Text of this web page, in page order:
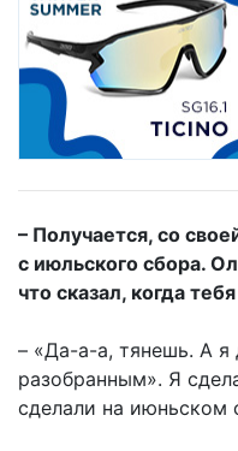
– Получается, со
с июльского сбора.
что сказал, когда
– «Да-а-а, тянешь. А
разобранным». Я
сделали на июньском